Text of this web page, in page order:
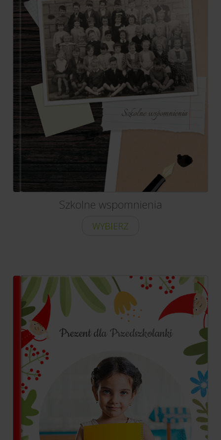
Szkolne wspomnienia
WYBIERZ